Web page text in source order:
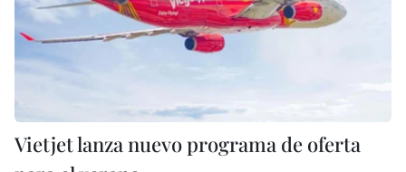
Vietjet lanza nuevo programa de oferta